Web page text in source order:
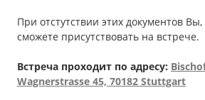
При отстутствии этих документов
сможете присутствовать на встрече.
Встреча проходит по адресу:
Wagnerstrasse 45, 70182 Stuttgart